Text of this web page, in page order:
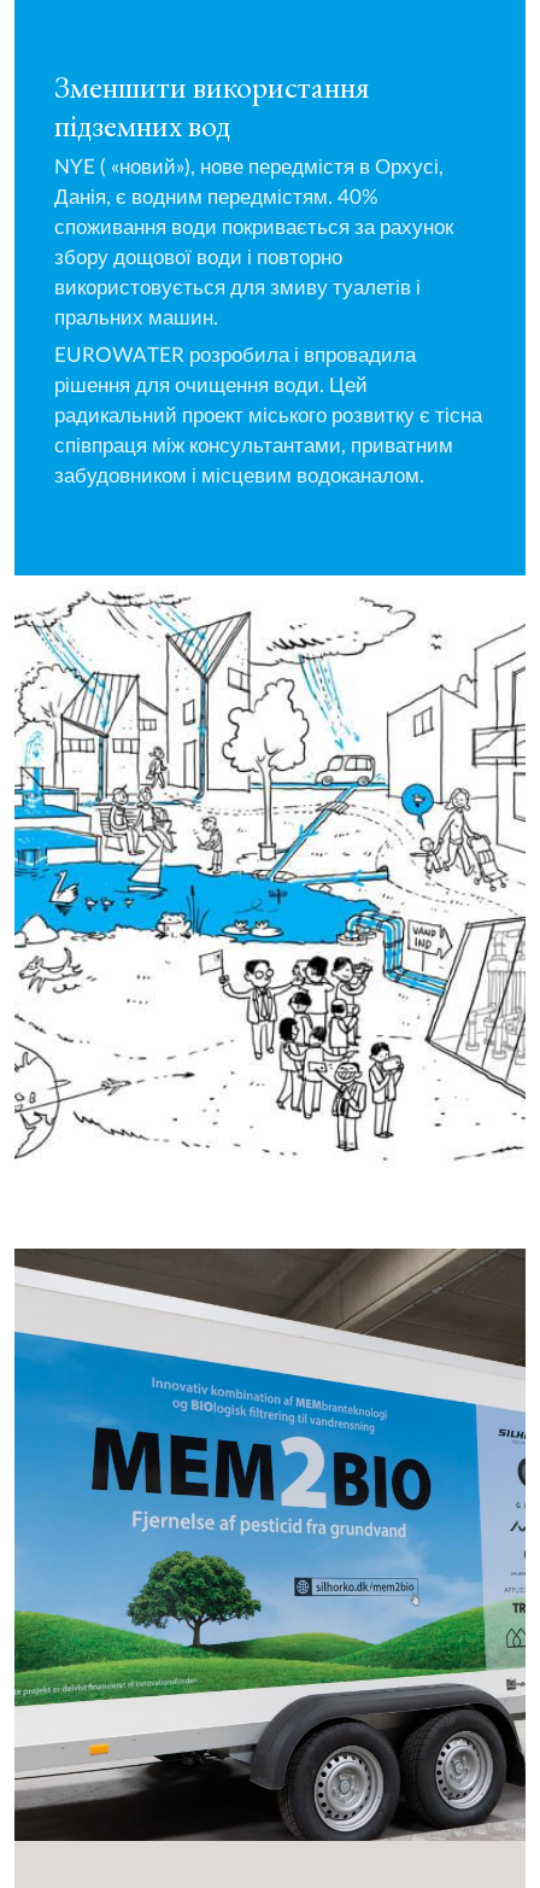
Зменшити використання
підземних вод
NYE ( «новий»), нове передмістя в Орхусі,
Данія, є водним передмістям. 40%
споживання води покривається за рахунок
збору дощової води і повторно
використовується для змиву туалетів і
пральних машин.
EUROWATER розробила і впровадила
рішення для очищення води. Цей
радикальний проект міського розвитку є тісна
співпраця між консультантами, приватним
забудовником і місцевим водоканалом.